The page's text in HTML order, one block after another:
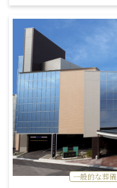
一般的な葬儀